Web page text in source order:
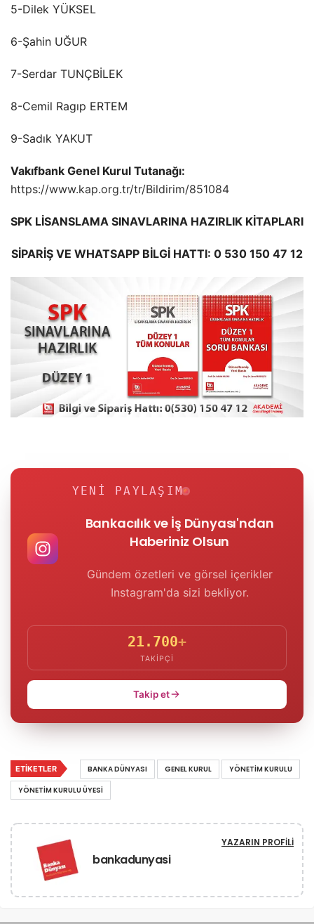
5-Dilek YÜKSEL
6-Şahin UĞUR
7-Serdar TUNÇBİLEK
8-Cemil Ragıp ERTEM
9-Sadık YAKUT
Vakıfbank Genel Kurul Tutanağı:
https://www.kap.org.tr/tr/Bildirim/851084
SPK LİSANSLAMA SINAVLARINA HAZIRLIK KİTAPLARI
SİPARİŞ VE WHATSAPP BİLGİ HATTI: 0 530 150 47 12
YENI PAYLAŞIM
Bankacılık ve İş Dünyası'ndan
Haberiniz Olsun
Gündem özetleri ve görsel içerikler
Instagram'da sizi bekliyor.
21.700+
TAKIPÇI
Takip et
ETIKETLER BANKA DÜNYASI GENEL KURUL
YÖNETIM KURULU
YÖNETIM KURULU ÜYESI
bankadunyasi
YAZARIN PROFILI